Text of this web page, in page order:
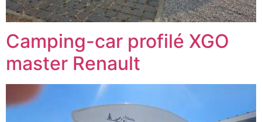
Camping-car profilé XGO
master Renault